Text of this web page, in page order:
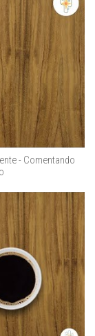
- Comentando